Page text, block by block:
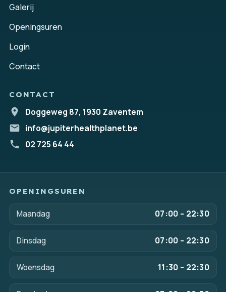
Galerij
Openingsuren
Login
Contact
CONTACT
Doggeweg 87, 1930 Zaventem
info@jupiterhealthplanet.be
02 725 64 44
OPENINGSUREN
Maandag 07:00 – 22:30
Dinsdag 07:00 – 22:30
Woensdag 11:30 – 22:30